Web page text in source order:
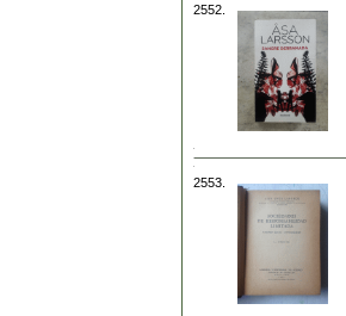
2552.
2553.